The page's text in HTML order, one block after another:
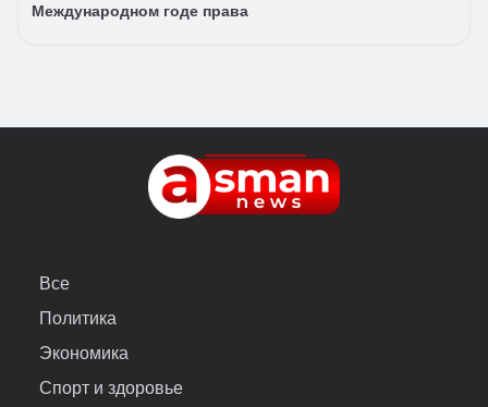
Международном годе права
Все
Политика
Экономика
Спорт и здоровье